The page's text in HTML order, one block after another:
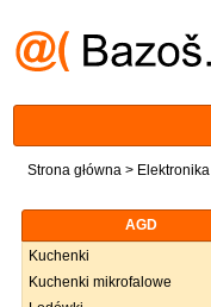
Strona główna > Elektronika
AGD
Kuchenki
Kuchenki mikrofalowe